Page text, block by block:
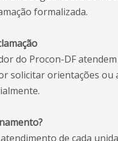
formalizada.
do Procon-DF
solicitar orientações ou
de cada